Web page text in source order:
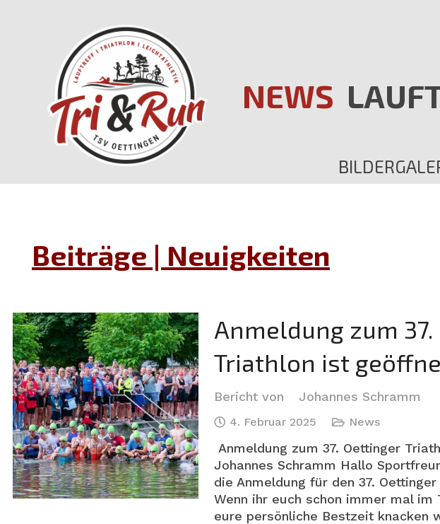
NEWS
Beiträge | Neuigkeiten
Anmeldung zum
Triathlon ist
Bericht von Johannes Schramm
4. Februar 2025 News
Anmeldung zum 37. Oettinger
Johannes Schramm Hallo
die Anmeldung für den 37.
Wenn ihr euch schon immer mal
eure persönliche Bestzeit knacken